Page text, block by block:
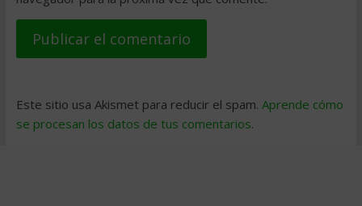
Este sitio usa Akismet para reducir el spam. Aprende cómo
se procesan los datos de tus comentarios.